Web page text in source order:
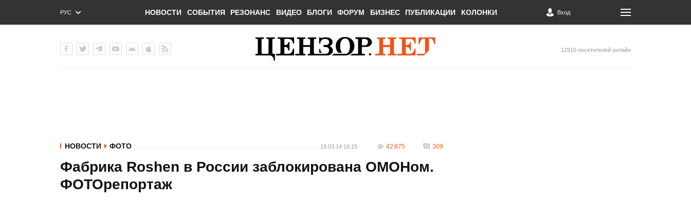
РУС
ENG
НОВОСТИ СОБЫТИЯ РЕЗОНАНС ВИДЕО БЛОГИ ФОРУМ БИЗНЕС ПУБЛИКАЦИИ КОЛОНКИ Вход
12910 посетителей онлайн
НОВОСТИ ФОТО 19.03.14 16:15 42 875 309
Фабрика Roshen в России заблокирована ОМОНом.
ФОТОрепортаж